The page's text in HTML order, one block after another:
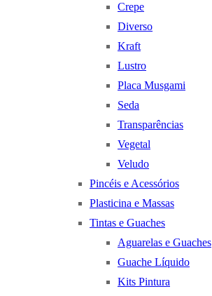
Crepe
Diverso
Kraft
Lustro
Placa Musgami
Seda
Transparências
Vegetal
Veludo
Pincéis e Acessórios
Plasticina e Massas
Tintas e Guaches
Aguarelas e Guaches
Guache Líquido
Kits Pintura